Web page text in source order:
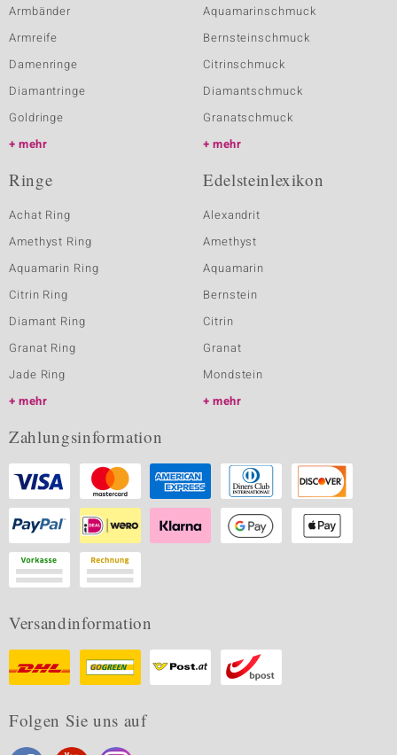
Armbänder
Armreife
Damenringe
Diamantringe
Goldringe
mehr
Aquamarinschmuck
Bernsteinschmuck
Citrinschmuck
Diamantschmuck
Granatschmuck
mehr
Ringe
Achat Ring
Amethyst Ring
Aquamarin Ring
Citrin Ring
Diamant Ring
Granat Ring
Jade Ring
mehr
Edelsteinlexikon
Alexandrit
Amethyst
Aquamarin
Bernstein
Citrin
Granat
Mondstein
mehr
Zahlungsinformation
Versandinformation
Folgen Sie uns auf